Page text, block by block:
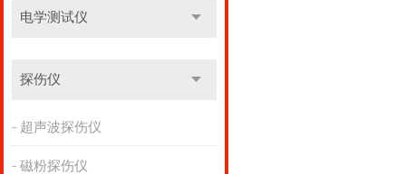
电学测试仪
探伤仪
超声波探伤仪
磁粉探伤仪